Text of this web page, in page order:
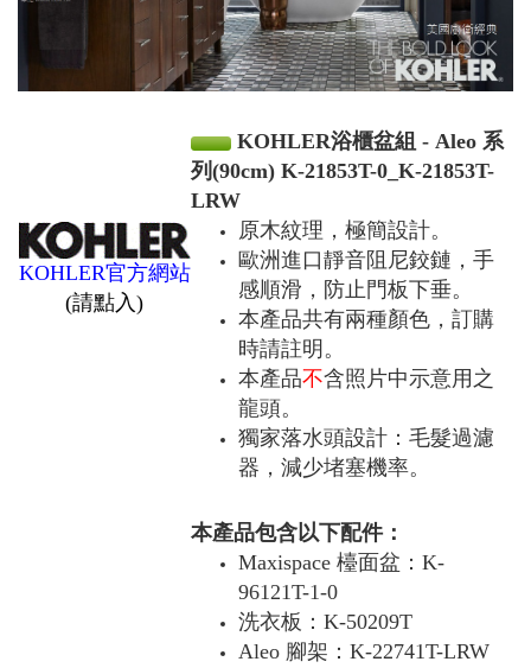
KOHLER官方網站
(請點入)
KOHLER浴櫃盆組 - Aleo 系
列(90cm) K-21853T-0_K-21853T-
LRW
原木紋理，極簡設計。
歐洲進口靜音阻尼鉸鏈，手
感順滑，防止門板下垂。
本產品共有兩種顏色，訂購
時請註明。
本產品不含照片中示意用之
龍頭。
獨家落水頭設計：毛髮過濾
器，減少堵塞機率。
本產品包含以下配件：
Maxispace 檯面盆：K-
96121T-1-0
洗衣板：K-50209T
Aleo 腳架：K-22741T-LRW